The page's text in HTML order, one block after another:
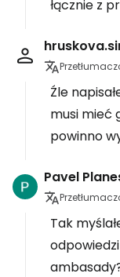
łącznie z
Źle
musi mieć
powinno
Pavel
Tak